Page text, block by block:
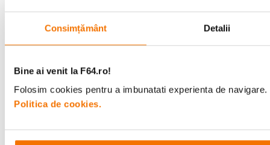
Consimțământ Detalii
Bine ai venit la F64.ro!
Folosim cookies pentru a imbunatati experienta de
Politica de cookies.
Alatura-te comunitatii creatorilor
Descopera inspiratie, recomandari utile,
ghiduri foto-video si oferte pregatite special
pentru tine.